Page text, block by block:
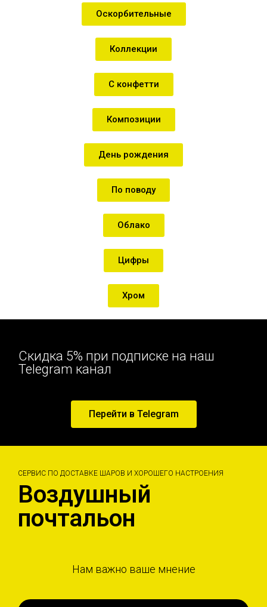
Оскорбительные
Коллекции
С конфетти
Композиции
День рождения
По поводу
Облако
Цифры
Хром
Скидка 5% при подписке на наш
Telegram канал
Перейти в Telegram
СЕРВИС ПО ДОСТАВКЕ ШАРОВ И ХОРОШЕГО НАСТРОЕНИЯ
Воздушный
почтальон
Нам важно ваше мнение